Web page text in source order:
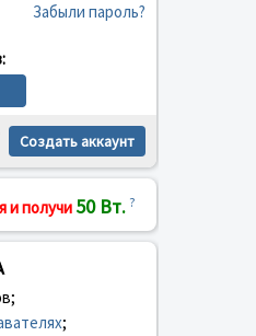
Забыли пароль?
Создать аккаунт
и получи 50 Вт. ?
;